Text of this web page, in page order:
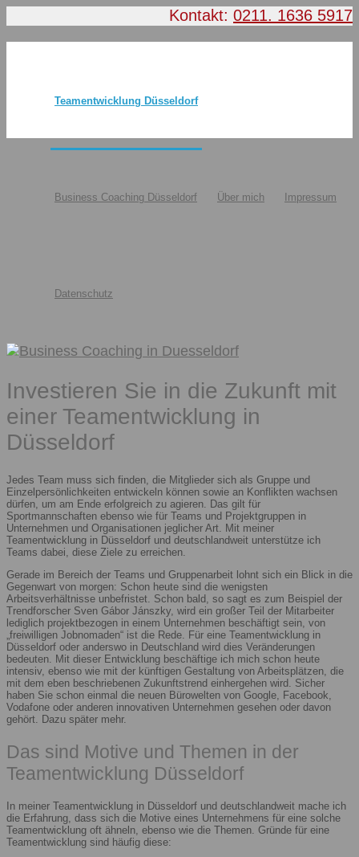
Kontakt: 0211. 1636 5917
Teamentwicklung Düsseldorf
Business Coaching Düsseldorf Über mich Impressum
Datenschutz
Investieren Sie in die Zukunft mit
einer Teamentwicklung in
Düsseldorf
Jedes Team muss sich finden, die Mitglieder sich als Gruppe und
Einzelpersönlichkeiten entwickeln können sowie an Konflikten wachsen
dürfen, um am Ende erfolgreich zu agieren. Das gilt für
Sportmannschaften ebenso wie für Teams und Projektgruppen in
Unternehmen und Organisationen jeglicher Art. Mit meiner
Teamentwicklung in Düsseldorf und deutschlandweit unterstütze ich
Teams dabei, diese Ziele zu erreichen.
Gerade im Bereich der Teams und Gruppenarbeit lohnt sich ein Blick in die
Gegenwart von morgen: Schon heute sind die wenigsten
Arbeitsverhältnisse unbefristet. Schon bald, so sagt es zum Beispiel der
Trendforscher Sven Gábor Jánszky, wird ein großer Teil der Mitarbeiter
lediglich projektbezogen in einem Unternehmen beschäftigt sein, von
„freiwilligen Jobnomaden“ ist die Rede. Für eine Teamentwicklung in
Düsseldorf oder anderswo in Deutschland wird dies Veränderungen
bedeuten. Mit dieser Entwicklung beschäftige ich mich schon heute
intensiv, ebenso wie mit der künftigen Gestaltung von Arbeitsplätzen, die
mit dem eben beschriebenen Zukunftstrend einhergehen wird. Sicher
haben Sie schon einmal die neuen Bürowelten von Google, Facebook,
Vodafone oder anderen innovativen Unternehmen gesehen oder davon
gehört. Dazu später mehr.
Das sind Motive und Themen in der
Teamentwicklung Düsseldorf
In meiner Teamentwicklung in Düsseldorf und deutschlandweit mache ich
die Erfahrung, dass sich die Motive eines Unternehmens für eine solche
Teamentwicklung oft ähneln, ebenso wie die Themen. Gründe für eine
Teamentwicklung sind häufig diese: